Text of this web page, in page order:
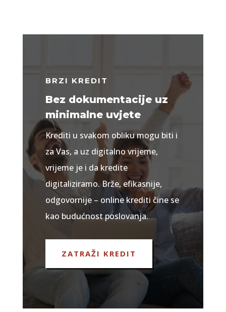
BRZI KREDIT
Bez dokumentacije uz
minimalne uvjete
Krediti u svakom obliku mogu biti i
za Vas, a uz digitalno vrijeme,
vrijeme je i da kredite
digitaliziramo. Brže, efikasnije,
odgovornije – online krediti čine se
kao budućnost poslovanja.
ZATRAŽI KREDIT